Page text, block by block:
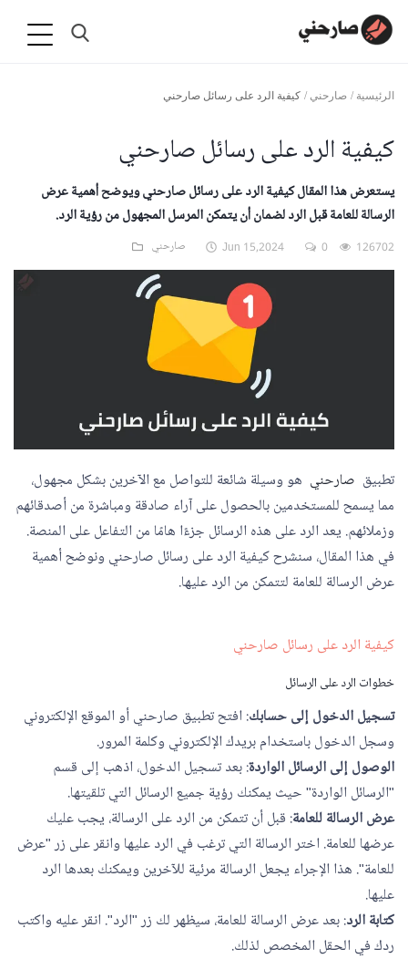
الرئيسية / صارحني / كيفية الرد على رسائل صارحني
كيفية الرد على رسائل صارحني
يستعرض هذا المقال كيفية الرد على رسائل صارحني ويوضح أهمية عرض
الرسالة للعامة قبل الرد لضمان أن يتمكن المرسل المجهول من رؤية الرد.
Jun 15,2024 0 126702
تطبيق صارحني هو وسيلة شائعة للتواصل مع الآخرين بشكل مجهول،
مما يسمح للمستخدمين بالحصول على آراء صادقة ومباشرة من أصدقائهم
وزملائهم. يعد الرد على هذه الرسائل جزءًا هامًا من التفاعل على المنصة.
في هذا المقال، سنشرح كيفية الرد على رسائل صارحني ونوضح أهمية
عرض الرسالة للعامة لتتمكن من الرد عليها.
كيفية الرد على رسائل صارحني
خطوات الرد على الرسائل
تسجيل الدخول إلى حسابك: افتح تطبيق صارحني أو الموقع الإلكتروني
وسجل الدخول باستخدام بريدك الإلكتروني وكلمة المرور.
الوصول إلى الرسائل الواردة: بعد تسجيل الدخول، اذهب إلى قسم
"الرسائل الواردة" حيث يمكنك رؤية جميع الرسائل التي تلقيتها.
عرض الرسالة للعامة: قبل أن تتمكن من الرد على الرسالة، يجب عليك
عرضها للعامة. اختر الرسالة التي ترغب في الرد عليها وانقر على زر "عرض
للعامة". هذا الإجراء يجعل الرسالة مرئية للآخرين ويمكنك بعدها الرد
عليها.
كتابة الرد: بعد عرض الرسالة للعامة، سيظهر لك زر "الرد". انقر عليه واكتب
ردك في الحقل المخصص لذلك.